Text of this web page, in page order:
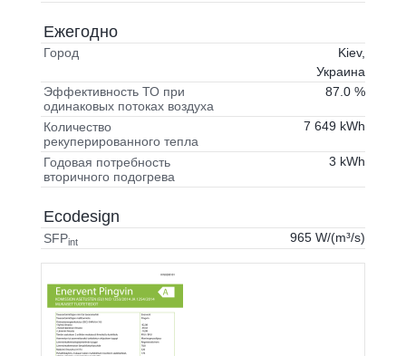
Ежегодно
Город
Kiev,
Украина
Эффективность ТО при
одинаковых потоках воздуха
87.0 %
Количество
рекуперированного тепла
7 649 kWh
Годовая потребность
вторичного подогрева
3 kWh
Ecodesign
SFPint 965 W/(m³/s)